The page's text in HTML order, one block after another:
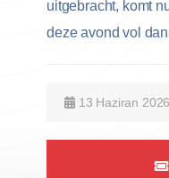
uitgebracht, komt
deze avond vol
13 Haziran 2026